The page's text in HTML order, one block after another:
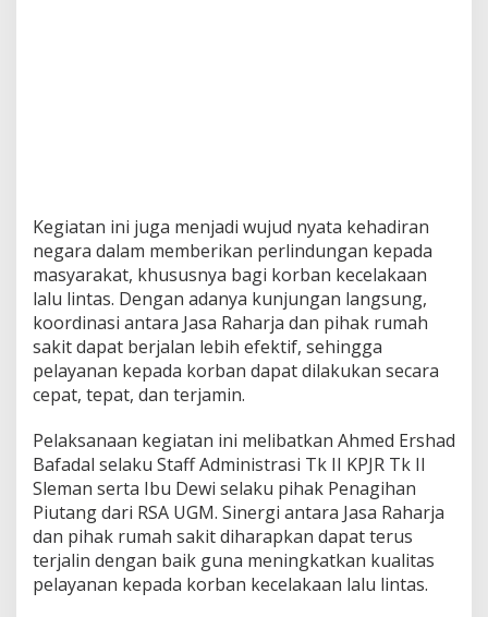
Kegiatan ini juga menjadi wujud nyata kehadiran
negara dalam memberikan perlindungan kepada
masyarakat, khususnya bagi korban kecelakaan
lalu lintas. Dengan adanya kunjungan langsung,
koordinasi antara Jasa Raharja dan pihak rumah
sakit dapat berjalan lebih efektif, sehingga
pelayanan kepada korban dapat dilakukan secara
cepat, tepat, dan terjamin.
Pelaksanaan kegiatan ini melibatkan Ahmed Ershad
Bafadal selaku Staff Administrasi Tk II KPJR Tk II
Sleman serta Ibu Dewi selaku pihak Penagihan
Piutang dari RSA UGM. Sinergi antara Jasa Raharja
dan pihak rumah sakit diharapkan dapat terus
terjalin dengan baik guna meningkatkan kualitas
pelayanan kepada korban kecelakaan lalu lintas.